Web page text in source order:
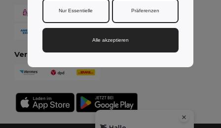
Versandmethoden
Nur Essentielle Präferenzen
Alle akzeptieren